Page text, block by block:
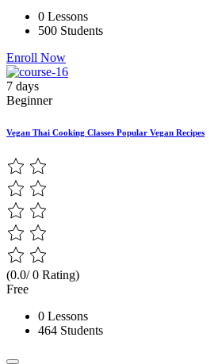
0 Lessons
500 Students
Enroll Now
7 days
Beginner
Vegan Thai Cooking Classes Popular Vegan Recipes
(0.0/ 0 Rating)
Free
0 Lessons
464 Students